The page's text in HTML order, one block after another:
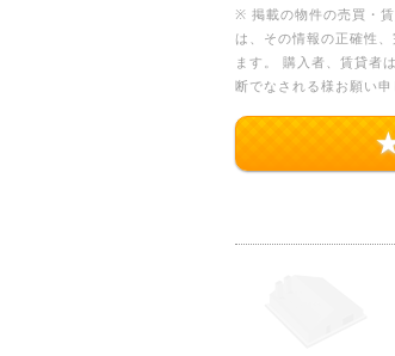
※ 掲載の物件の売買・
は、その情報の正確性
ます。 購入者、賃貸者
断でなされる様お願い
★